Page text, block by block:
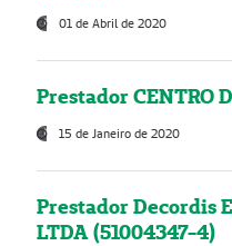
01 de Abril de 2020
Prestador CENTRO
15 de Janeiro de 2020
Prestador Decordis
LTDA (51004347-4)